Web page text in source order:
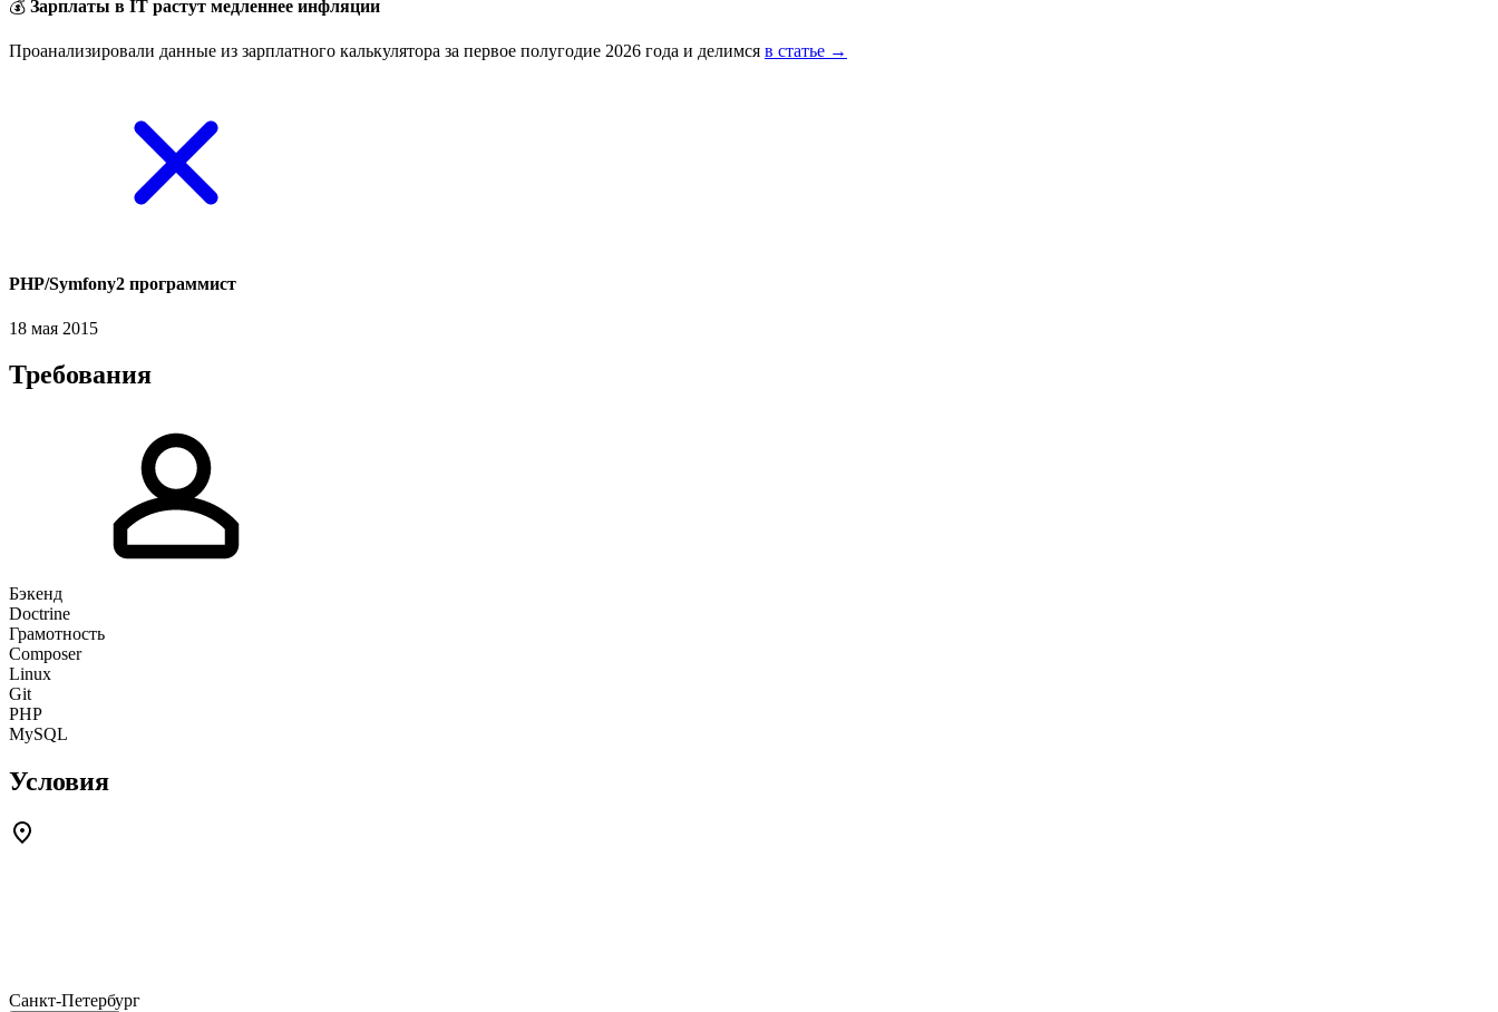
💰 Зарплаты в IT растут медленнее инфляции
Проанализировали данные из зарплатного калькулятора за первое полугодие 2026 года и делимся в статье →
PHP/Symfony2 программист
18 мая 2015
Требования
Бэкенд
Doctrine
Грамотность
Composer
Linux
Git
PHP
MySQL
Условия
Санкт-Петербург